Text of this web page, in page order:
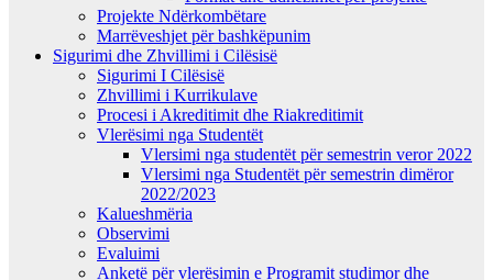
Projekte Ndërkombëtare
Marrëveshjet për bashkëpunim
Sigurimi dhe Zhvillimi i Cilësisë
Sigurimi I Cilësisë
Zhvillimi i Kurrikulave
Procesi i Akreditimit dhe Riakreditimit
Vlerësimi nga Studentët
Vlersimi nga studentët për semestrin veror 2022
Vlersimi nga Studentët për semestrin dimëror
2022/2023
Kalueshmëria
Observimi
Evaluimi
Anketë për vlerësimin e Programit studimor dhe